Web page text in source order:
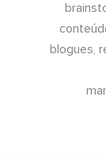
blogues,